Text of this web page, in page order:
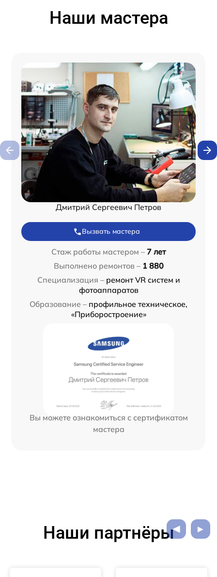
Наши мастера
Дмитрий Сергеевич Петров
Вызвать мастера
Стаж работы мастером – 7 лет
Выполнено ремонтов – 1 880
Специализация – ремонт VR систем и
фотоаппаратов
Образование – профильное техническое,
«Приборостроение»
Вы можете ознакомиться с сертификатом
мастера
Наши партнёры